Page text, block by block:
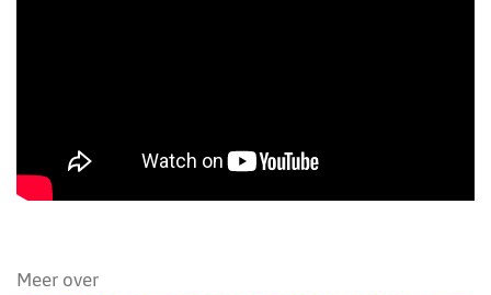
Meer over